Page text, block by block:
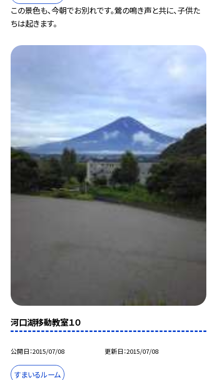
この景色も、今朝でお別れです。鶯の鳴き声と共に、子供た
ちは起きます。
河口湖移動教室１０
公開日 2015/07/08 更新日 2015/07/08
すまいるルーム